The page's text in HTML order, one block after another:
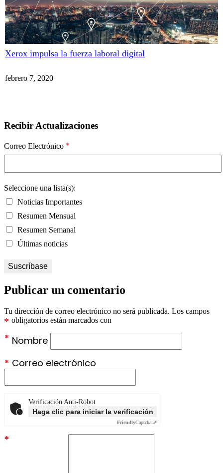
Xerox impulsa la fuerza laboral digital
febrero 7, 2020
Recibir Actualizaciones
Correo Electrónico *
Seleccione una lista(s):
Noticias Importantes
Resumen Mensual
Resumen Semanal
Últimas noticias
Publicar un comentario
Tu dirección de correo electrónico no será publicada. Los campos
obligatorios están marcados con
*
Nombre
*
Correo electrónico
*
Verificación Anti-Robot
Haga clic para iniciar la verificación
FriendlyCaptcha ⇗
*